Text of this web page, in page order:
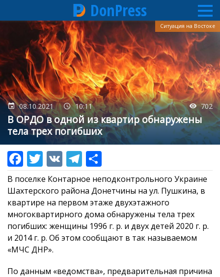
Перейти
основному
содержанию
DonPress
08.10.2021 10:11 702
В ОРДО в одной из квартир обнаружены
тела трех погибших
Ситуация на Востоке
В поселке Контарное неподконтрольного Украине
Шахтерского района Донетчины на ул. Пушкина, в
квартире на первом этаже двухэтажного
многоквартирного дома обнаружены тела трех
погибших: женщины 1996 г. р. и двух детей 2020 г. р.
и 2014 г. р. Об этом сообщают в так называемом
«МЧС ДНР».
По данным «ведомства», предварительная причина